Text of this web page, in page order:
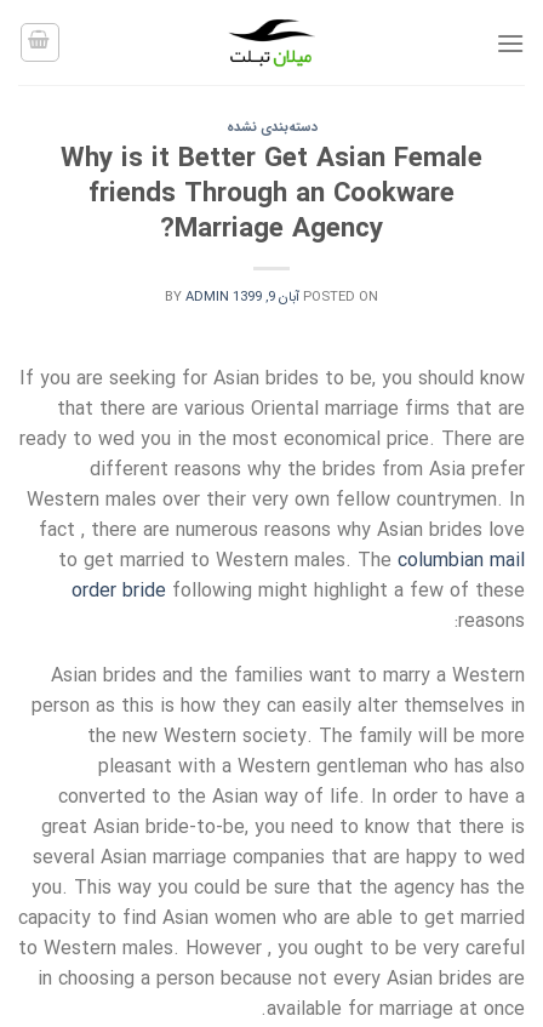
دسته‌بندی نشده
Why is it Better Get Asian Female
friends Through an Cookware
Marriage Agency?
POSTED ON آبان 9, 1399 BYADMIN
If you are seeking for Asian brides to be, you should know
that there are various Oriental marriage firms that are
ready to wed you in the most economical price. There are
different reasons why the brides from Asia prefer
Western males over their very own fellow countrymen. In
fact , there are numerous reasons why Asian brides love
to get married to Western males. The columbian mail
order bride following might highlight a few of these
reasons:
Asian brides and the families want to marry a Western
person as this is how they can easily alter themselves in
the new Western society. The family will be more
pleasant with a Western gentleman who has also
converted to the Asian way of life. In order to have a
great Asian bride-to-be, you need to know that there is
several Asian marriage companies that are happy to wed
you. This way you could be sure that the agency has the
capacity to find Asian women who are able to get married
to Western males. However , you ought to be very careful
in choosing a person because not every Asian brides are
available for marriage at once.